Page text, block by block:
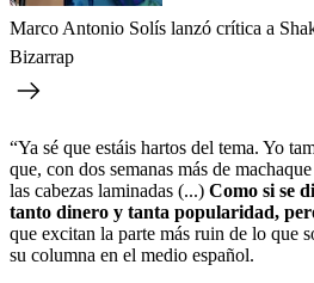
Marco Antonio Solís lanzó crítica a
Bizarrap
“Ya sé que estáis hartos del tema. Yo
que, con dos semanas más de
las cabezas laminadas (...) Como si se
tanto dinero y tanta popularidad,
que excitan la parte más ruin de lo que
su columna en el medio español.